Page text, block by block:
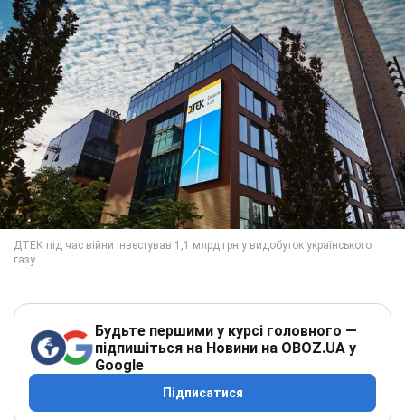
Будьте першими у курсі головного —
підпишіться на Новини на OBOZ.UA у
Google
Підписатися